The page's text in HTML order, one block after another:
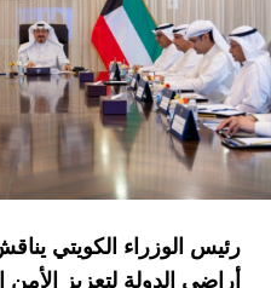
رئيس الوزراء الكويتي
أراضي الدولة لتعزيز الأمن